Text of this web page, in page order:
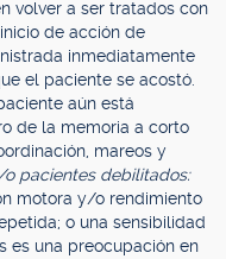
volver a ser tratados con
de acción de
inmediatamente
el paciente se acostó.
aún está
de la memoria a corto
mareos y
pacientes debilitados:
motora y/o rendimiento
o una sensibilidad
es una preocupación en